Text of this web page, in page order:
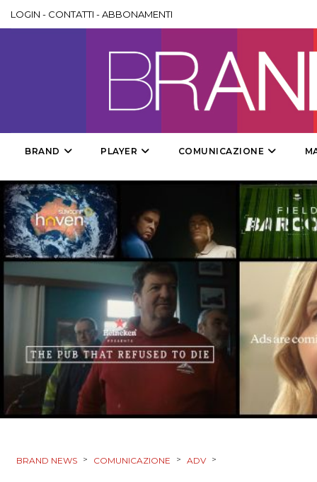
LOGIN - CONTATTI -ABBONAMENTI
BRAND PLAYER COMUNICAZIONE
BRAND NEWS > COMUNICAZIONE > ADV >